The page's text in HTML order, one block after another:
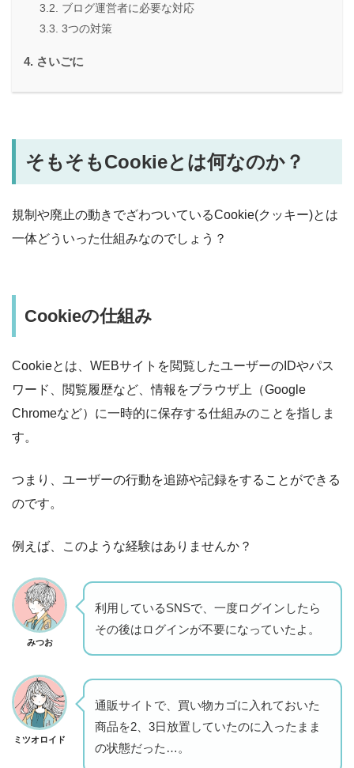
ブログ運営者に必要な対応
3つの対策
さいごに
そもそもCookieとは何なのか？
規制や廃止の動きでざわついているCookie(クッキー)とは
一体どういった仕組みなのでしょう？
Cookieの仕組み
Cookieとは、WEBサイトを閲覧したユーザーのIDやパス
ワード、閲覧履歴など、情報をブラウザ上（Google
Chromeなど）に一時的に保存する仕組みのことを指しま
す。
つまり、ユーザーの行動を追跡や記録をすることができる
のです。
例えば、このような経験はありませんか？
みつお
利用しているSNSで、一度ログインしたら
その後はログインが不要になっていたよ。
ミツオロイド
通販サイトで、買い物カゴに入れておいた
商品を2、3日放置していたのに入ったまま
の状態だった…。